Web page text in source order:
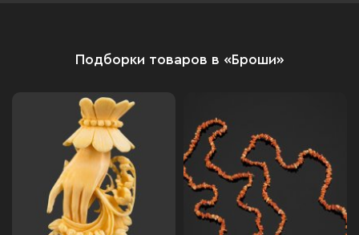
Подборки товаров в «Броши»